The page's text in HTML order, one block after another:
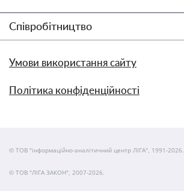
Співробітництво
Умови використання сайту
Політика конфіденційності
© ТОВ "інформаційно-аналітичний центр ЛІГА", 1991-2026.
© ТОВ "ЛІГА ЗАКОН", 2007-2026.